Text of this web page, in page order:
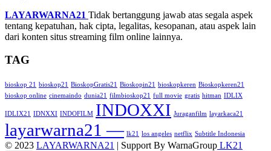
LAYARWARNA21 Tidak bertanggung jawab atas segala aspek
tentang kepatuhan, hak cipta, legalitas, kesopanan, atau aspek lain
dari konten situs streaming film online lainnya.
TAG
bioskop 21 bioskop21 BioskopGratis21 Bioskopin21 bioskopkeren Bioskopkeren21
bioskop online cinemaindo dunia21 filmbioskop21 full movie gratis hitman IDLIX
IDLIX21 IDNXXI INDOFILM INDOXXI Juraganfilm layarkaca21
layarwarna21 — lk21 los angeles netflix Subtitle Indonesia
© 2023 LAYARWARNA21 | Support By WarnaGroup LK21